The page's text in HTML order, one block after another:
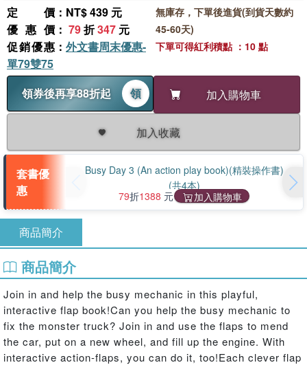
定價 ：NT$ 439 元
優惠價 ： 79折347 元
促銷優惠 ： 外文書周末優惠-
單79雙75
領券後再享88折起
領 加入購物車
加入收藏
無庫存，下單後進貨(到貨天數約
45-60天)
下單可得紅利積點 ：10 點
套書優
惠
Busy Day 3 (An action play book)(精裝操作書)
(共4本)
79折1388 元 加入購物車
商品簡介
商品簡介
Join in and help the busy mechanic in this playful,
interactive flap book!Can you help the busy mechanic to
fix the monster truck? Join in and use the flaps to mend
the car, put on a new wheel, and fill up the engine. With
interactive action-flaps, you can do it, too!Each clever flap